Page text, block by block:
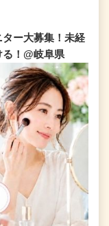
ー大募集！未経
！@岐阜県